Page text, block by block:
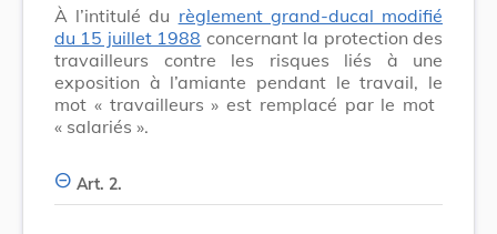
À l’intitulé du règlement grand-ducal modifié
du 15 juillet 1988 concernant la protection des
travailleurs contre les risques liés à une
exposition à l’amiante pendant le travail, le
mot « travailleurs » est remplacé par le mot
« salariés ».
Art. 2.